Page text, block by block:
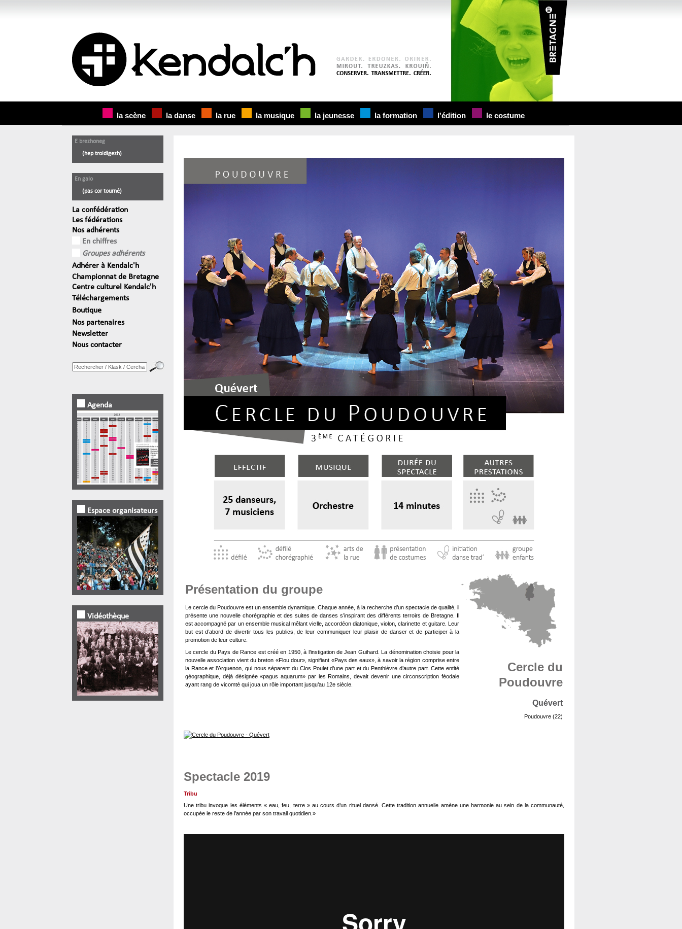
la scène la danse la rue la musique la jeunesse la formation l'édition le costume
E brezhoneg
(hep troidigezh)
En galo
(pas cor tourné)
La confédération
Les fédérations
Nos adhérents
En chiffres
Groupes adhérents
Adhérer à Kendalc'h
Championnat de Bretagne
Centre culturel Kendalc'h
Téléchargements
Boutique
Nos partenaires
Newsletter
Nous contacter
Agenda
Espace organisateurs
Vidéothèque
Présentation du groupe
Le cercle du Poudouvre est un ensemble dynamique. Chaque année, à la recherche d’un spectacle de qualité, il
présente une nouvelle chorégraphie et des suites de danses s’inspirant des différents terroirs de Bretagne. Il
est accompagné par un ensemble musical mêlant vielle, accordéon diatonique, violon, clarinette et guitare. Leur
but est d’abord de divertir tous les publics, de leur communiquer leur plaisir de danser et de participer à la
promotion de leur culture.
Le cercle du Pays de Rance est créé en 1950, à l’instigation de Jean Guihard. La dénomination choisie pour la
nouvelle association vient du breton «Flou dour», signifiant «Pays des eaux», à savoir la région comprise entre
la Rance et l’Arguenon, qui nous séparent du Clos Poulet d’une part et du Penthièvre d’autre part. Cette entité
géographique, déjà désignée «pagus aquarum» par les Romains, devait devenir une circonscription féodale
ayant rang de vicomté qui joua un rôle important jusqu’au 12e siècle.
Cercle du
Poudouvre
Quévert
Poudouvre (22)
Spectacle 2019
Tribu
Une tribu invoque les éléments « eau, feu, terre » au cours d’un rituel dansé. Cette tradition annuelle amène une harmonie au sein de la communauté,
occupée le reste de l’année par son travail quotidien.»